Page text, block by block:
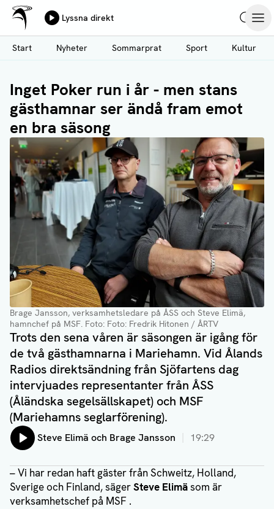
Hoppa
till
huvudinnehåll
Ålands Radio & TV
Lyssna direkt
Start
Nyheter Sommarprat Sport Kultur
Inget Poker run i år - men stans
gästhamnar ser ändå fram emot
en bra säsong
Brage Jansson, verksamhetsledare på ÅSS och Steve Elimä,
hamnchef på MSF. Foto: Foto: Fredrik Hitonen / ÅRTV
Trots den sena våren är säsongen är igång för
de två gästhamnarna i Mariehamn. Vid Ålands
Radios direktsändning från Sjöfartens dag
intervjuades representanter från ÅSS
(Åländska segelsällskapet) och MSF
(Mariehamns seglarförening).
Lyssna på:
Steve Elimä och Brage Jansson 19:29
– Vi har redan haft gäster från Schweitz, Holland,
Sverige och Finland, sägerSteve Elimäsom är
verksamhetschef på MSF .